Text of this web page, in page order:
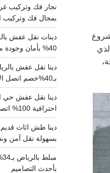
بمجال فك وتركيب
دينات نقل عفش
40% بأمان وجودة مضمونة 100% تواصل الان
بـ40%خصم اتصل الان
احترافية 100% اتصل بنا
دينا طش اثاث
بسهولة نقل آمن ونظيف
بأحدث التصاميم